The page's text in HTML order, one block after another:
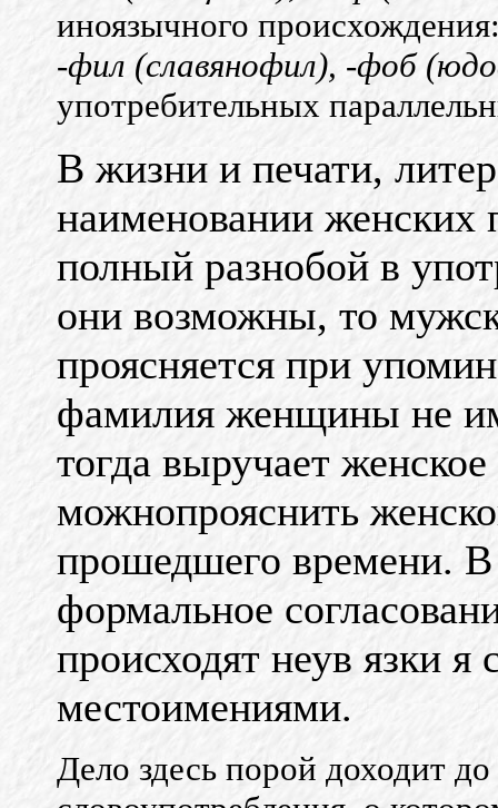
иноязычного
-фил (славянофил), -фоб
употребительных
В жизни и печати,
наименовании женских
полный разнобой в
они возможны, то
проясняется при
фамилия женщины не
тогда выручает
можнопрояснить
прошедшего времени. В
формальное
происходят неув язки я
местоимениями.
Дело здесь порой доходит до